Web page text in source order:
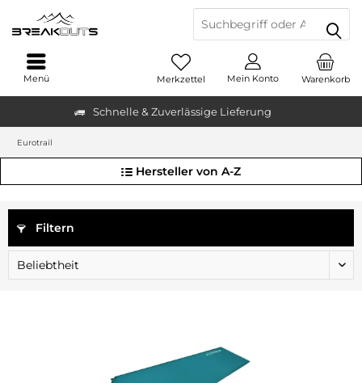
Schnelle & Zuverlässige Lieferung
Warenkorb
Merkzettel Mein Konto
Menü
Eurotrail
Hersteller von A-Z
Filtern